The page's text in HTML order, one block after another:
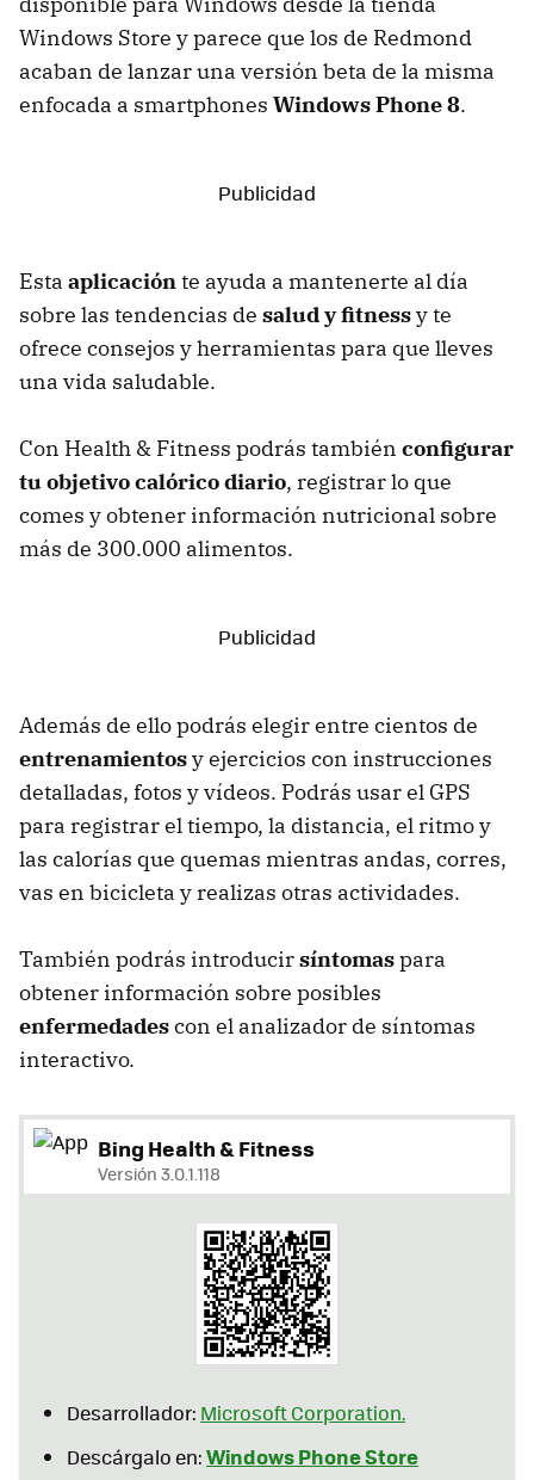
Windows Store y parece que los de Redmond
acaban de lanzar una versión beta de la misma
enfocada a smartphones Windows Phone 8.
Esta aplicaciónte ayuda a mantenerte al día
sobre las tendencias de salud y fitnessy te
ofrece consejos y herramientas para que lleves
una vida saludable.
Con Health & Fitness podrás también configurar
tu objetivo calórico diario, registrar lo que
comes y obtener información nutricional sobre
más de 300.000 alimentos.
Además de ello podrás elegir entre cientos de
entrenamientosy ejercicios con instrucciones
detalladas, fotos y vídeos. Podrás usar el GPS
para registrar el tiempo, la distancia, el ritmo y
las calorías que quemas mientras andas, corres,
vas en bicicleta y realizas otras actividades.
También podrás introducirsíntomaspara
obtener información sobre posibles
enfermedadescon el analizador de síntomas
interactivo.
Bing Health & Fitness
Versión 3.0.1.118
Desarrollador: Microsoft Corporation.
Descárgalo en:Windows Phone Store